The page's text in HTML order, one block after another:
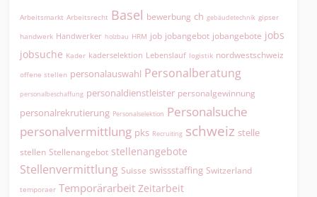
Arbeitsmarkt Arbeitsrecht Basel bewerbung ch gebäudetechnik gipser
handwerk Handwerker holzbau HRM job jobangebot jobangebote jobs
jobsuche Kader kaderselektion Lebenslauf logistik nordwestschweiz
offene stellen personalauswahl Personalberatung
personalbeschaffung personaldienstleister personalgewinnung
personalrekrutierung Personalselektion Personalsuche
personalvermittlung pks Recruiting schweiz stelle
stellen Stellenangebot stellenangebote
Stellenvermittlung Suisse swissstaffing Switzerland
temporaer Temporärarbeit Zeitarbeit